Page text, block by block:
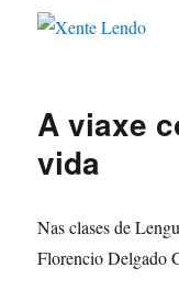
A viaxe
vida
Nas clases de
Florencio Delgado